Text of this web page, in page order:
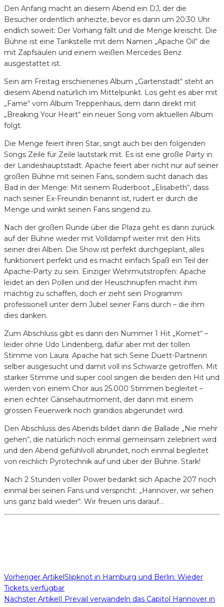
Den Anfang macht an diesem Abend ein DJ, der die
Besucher ordentlich anheizte, bevor es dann um 20:30 Uhr
endlich soweit: Der Vorhang fällt und die Menge kreischt. Die
Bühne ist eine Tankstelle mit dem Namen „Apache Oil“ die
mit Zapfsäulen und einem weißen Mercedes Benz
ausgestattet ist.
Sein am Freitag erschienenes Album „Gartenstadt“ steht an
diesem Abend natürlich im Mittelpunkt. Los geht es aber mit
„Fame“ vom Album Treppenhaus, dem dann direkt mit
„Breaking Your Heart“ ein neuer Song vom aktuellen Album
folgt.
Die Menge feiert ihren Star, singt auch bei den folgenden
Songs Zeile für Zeile lautstark mit. Es ist eine große Party in
der Landeshauptstadt. Apache feiert aber nicht nur auf seiner
großen Bühne mit seinen Fans, sondern sucht danach das
Bad in der Menge: Mit seinem Ruderboot „Elisabeth“, dass
nach seiner Ex-Freundin benannt ist, rudert er durch die
Menge und winkt seinen Fans singend zu.
Nach der großen Runde über die Plaza geht es dann zurück
auf der Bühne wieder mit Volldampf weiter mit den Hits
seiner drei Alben. Die Show ist perfekt durchgeplant, alles
funktioniert perfekt und es macht einfach Spaß ein Teil der
Apache-Party zu sein. Einziger Wehrmutstropfen: Apache
leidet an den Pollen und der Heuschnupfen macht ihm
mächtig zu schaffen, doch er zieht sein Programm
professionell unter dem Jubel seiner Fans durch – die ihm
dies danken.
Zum Abschluss gibt es dann den Nummer 1 Hit „Komet“ –
leider ohne Udo Lindenberg, dafür aber mit der tollen
Stimme von Laura. Apache hat sich Seine Duett-Partnerin
selber ausgesucht und damit voll ins Schwarze getroffen. Mit
starker Stimme und super cool singen die beiden den Hit und
werden von einem Chor aus 25.000 Stimmen begleitet –
einen echter Gänsehautmoment, der dann mit einem
grossen Feuerwerk noch grandios abgerundet wird.
Den Abschluss des Abends bildet dann die Ballade „Nie mehr
gehen“, die natürlich noch einmal gemeinsam zelebriert wird
und den Abend gefühlvoll abrundet, noch einmal begleitet
von reichlich Pyrotechnik auf und über der Bühne. Stark!
Nach 2 Stunden voller Power bedankt sich Apache 207 noch
einmal bei seinen Fans und verspricht: „Hannover, wir sehen
uns ganz bald wieder“. Wir freuen uns darauf…
Vorheriger ArtikelSlipknot in Hamburg und Berlin: Wieder
Tickets verfügbar
Nächster ArtikelI Prevail verwandeln das Capitol Hannover in